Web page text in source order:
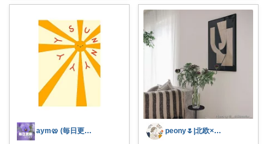
aym🥨 (毎日更新してます🙌) peony🌷|北欧×便利アイテム